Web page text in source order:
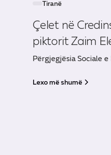
Tiranë
Çelet në
piktorit Zaim
Përgjegjësia Sociale
Lexo më shumë